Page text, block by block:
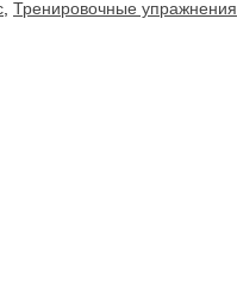
Тренировочные упражнения